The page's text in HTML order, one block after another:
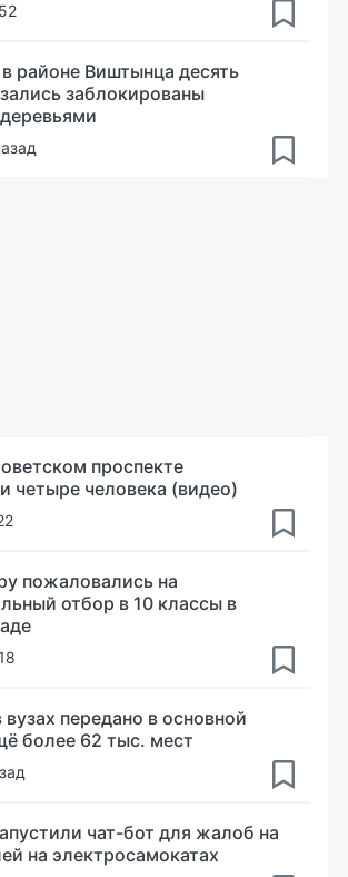
районе Виштынца десять
заблокированы
проспекте
четыре человека (видео)
пожаловались на
отбор в 10 классы в
передано в основной
более 62 тыс. мест
чат-бот для жалоб на
на электросамокатах